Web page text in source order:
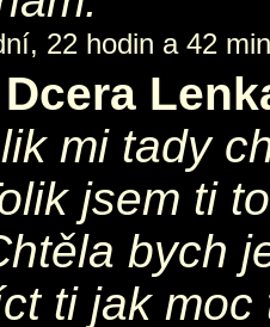
22 hodin a 42
Dcera
mi tady
jsem ti
bych
ti jak